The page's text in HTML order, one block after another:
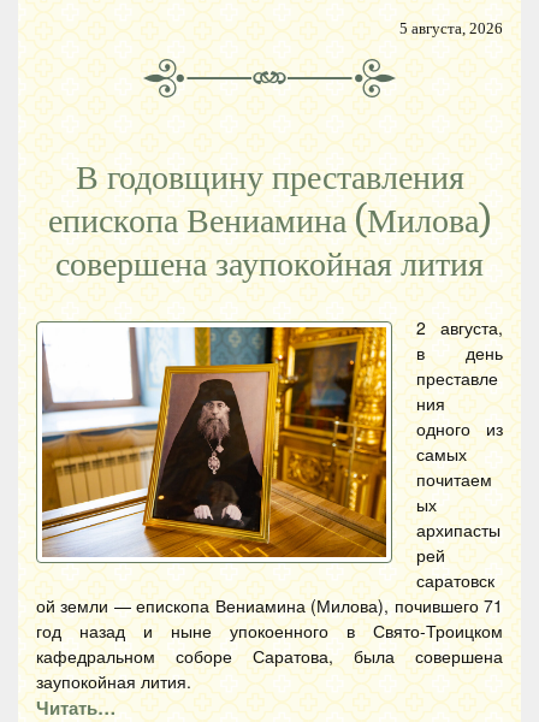
5 августа, 2026
В годовщину преставления
епископа Вениамина (Милова)
совершена заупокойная лития
2 августа,
в день
преставле
ния
одного из
самых
почитаем
ых
архипасты
рей
саратовск
ой земли — епископа Вениамина (Милова), почившего 71
год назад и ныне упокоенного в Свято-Троицком
кафедральном соборе Саратова, была совершена
заупокойная лития.
Читать…